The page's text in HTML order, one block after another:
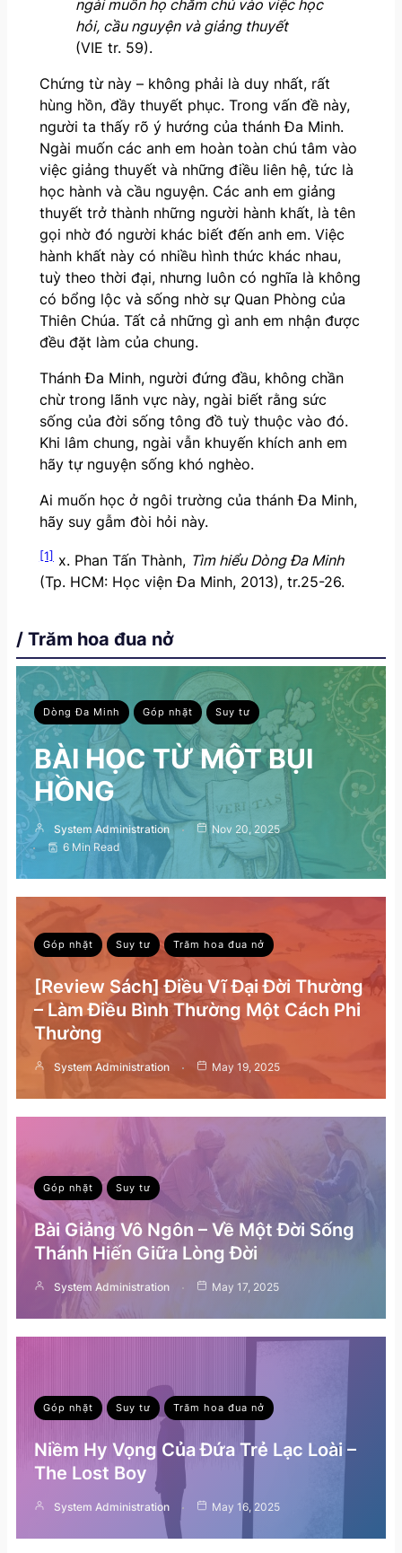
ngài muốn họ chăm chú vào việc học
hỏi, cầu nguyện và giảng thuyết
(VIE tr. 59).
Chứng từ này – không phải là duy nhất, rất
hùng hồn, đầy thuyết phục. Trong vấn đề này,
người ta thấy rõ ý hướng của thánh Đa Minh.
Ngài muốn các anh em hoàn toàn chú tâm vào
việc giảng thuyết và những điều liên hệ, tức là
học hành và cầu nguyện. Các anh em giảng
thuyết trở thành những người hành khất, là tên
gọi nhờ đó người khác biết đến anh em. Việc
hành khất này có nhiều hình thức khác nhau,
tuỳ theo thời đại, nhưng luôn có nghĩa là không
có bổng lộc và sống nhờ sự Quan Phòng của
Thiên Chúa. Tất cả những gì anh em nhận được
đều đặt làm của chung.
Thánh Đa Minh, người đứng đầu, không chần
chừ trong lãnh vực này, ngài biết rằng sức
sống của đời sống tông đồ tuỳ thuộc vào đó.
Khi lâm chung, ngài vẫn khuyến khích anh em
hãy tự nguyện sống khó nghèo.
Ai muốn học ở ngôi trường của thánh Đa Minh,
hãy suy gẫm đòi hỏi này.
[1]x. Phan Tấn Thành, Tìm hiểu Dòng Đa Minh
(Tp. HCM: Học viện Đa Minh, 2013), tr.25-26.
/ Trăm hoa đua nở
Dòng Đa Minh Góp nhặt Suy tư
BÀI HỌC TỪ MỘT BỤI
HỒNG
System Administration
Nov 20, 2025
6 Min Read
Góp nhặt Suy tư Trăm hoa đua nở
[Review Sách] Điều Vĩ Đại Đời Thường
– Làm Điều Bình Thường Một Cách Phi
Thường
System Administration May 19, 2025
Góp nhặt Suy tư
Bài Giảng Vô Ngôn – Về Một Đời Sống
Thánh Hiến Giữa Lòng Đời
System Administration May 17, 2025
Góp nhặt Suy tư Trăm hoa đua nở
Niềm Hy Vọng Của Đứa Trẻ Lạc Loài –
The Lost Boy
System Administration May 16, 2025